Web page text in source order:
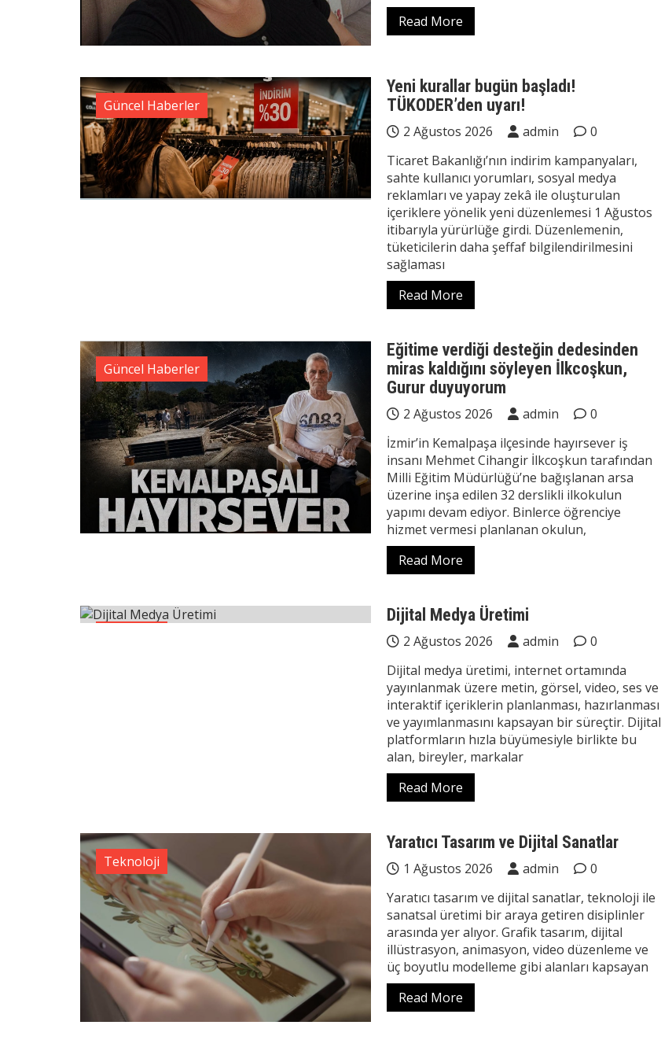
Read More
Güncel Haberler
Yeni kurallar bugün başladı!
TÜKODER’den uyarı!
2 Ağustos 2026 admin
0
Ticaret Bakanlığı’nın indirim kampanyaları,
sahte kullanıcı yorumları, sosyal medya
reklamları ve yapay zekâ ile oluşturulan
içeriklere yönelik yeni düzenlemesi 1 Ağustos
itibarıyla yürürlüğe girdi. Düzenlemenin,
tüketicilerin daha şeffaf bilgilendirilmesini
sağlaması
Read More
Güncel Haberler
Eğitime verdiği desteğin dedesinden
miras kaldığını söyleyen İlkcoşkun,
Gurur duyuyorum
2 Ağustos 2026 admin
0
İzmir’in Kemalpaşa ilçesinde hayırsever iş
insanı Mehmet Cihangir İlkcoşkun tarafından
Milli Eğitim Müdürlüğü’ne bağışlanan arsa
üzerine inşa edilen 32 derslikli ilkokulun
yapımı devam ediyor. Binlerce öğrenciye
hizmet vermesi planlanan okulun,
Read More
Dijital Medya Üretimi
2 Ağustos 2026 admin
0
Dijital medya üretimi, internet ortamında
yayınlanmak üzere metin, görsel, video, ses ve
interaktif içeriklerin planlanması, hazırlanması
ve yayımlanmasını kapsayan bir süreçtir. Dijital
platformların hızla büyümesiyle birlikte bu
alan, bireyler, markalar
Read More
Teknoloji
Yaratıcı Tasarım ve Dijital Sanatlar
1 Ağustos 2026 admin
0
Yaratıcı tasarım ve dijital sanatlar, teknoloji ile
sanatsal üretimi bir araya getiren disiplinler
arasında yer alıyor. Grafik tasarım, dijital
illüstrasyon, animasyon, video düzenleme ve
üç boyutlu modelleme gibi alanları kapsayan
Read More